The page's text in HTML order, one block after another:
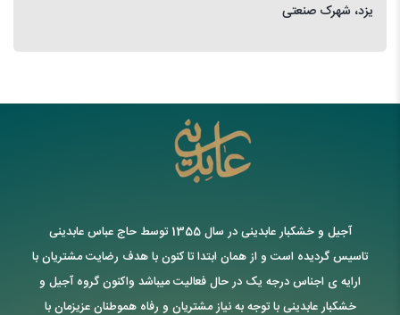
یزد، شهرک صنعتی
آجیل و خشکبار عابدینی در سال 1355 توسط حاج عباس عابدینی
تاسیس گردیده است و از همان ابتدا تا کنون با هدف رضایت مشتریان با
ارایه ی اجناس درجه یک در حال فعالیت میباشد واکنون گروه آجیل و
خشکبار عابدینی با توجه به نیاز مشتریان و رفاه هموطنان عزیزمان با